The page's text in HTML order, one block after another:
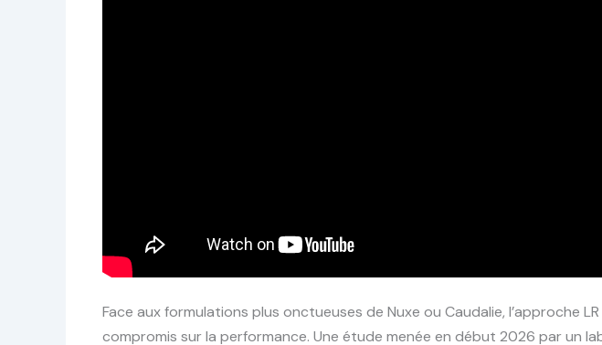
Face aux formulations plus onctueuses de Nuxe ou Caudalie, l’approche
compromis sur la performance. Une étude menée en début 2026 par un